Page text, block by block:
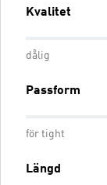
Kvalitet
dålig
Passform
för tight
Längd